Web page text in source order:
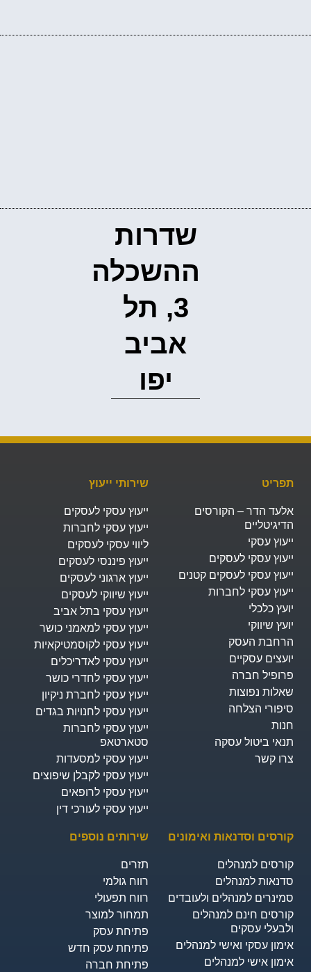
שדרות
ההשכלה
3, תל
אביב
יפו‭
תפריט
אלעד הדר – הקורסים
הדיגיטליים
ייעוץ עסקי
ייעוץ עסקי לעסקים
ייעוץ עסקי לעסקים קטנים
ייעוץ עסקי לחברות
יועץ כלכלי
יועץ שיווקי
הרחבת העסק​
יועצים עסקיים
פרופיל חברה
שאלות נפוצות
סיפורי הצלחה
חנות
תנאי ביטול עסקה
צרו קשר
שירותי ייעוץ
ייעוץ עסקי לעסקים
ייעוץ עסקי לחברות
ליווי עסקי לעסקים
ייעוץ פיננסי לעסקים
ייעוץ ארגוני לעסקים
ייעוץ שיווקי לעסקים
ייעוץ עסקי בתל אביב
ייעוץ עסקי למאמני כושר
ייעוץ עסקי לקוסמטיקאיות
ייעוץ עסקי לאדריכלים
ייעוץ עסקי לחדרי כושר
ייעוץ עסקי לחברת ניקיון
ייעוץ עסקי לחנויות בגדים
ייעוץ עסקי לחברות
סטארטאפ
ייעוץ עסקי למסעדות
ייעוץ עסקי לקבלן שיפוצים
ייעוץ עסקי לרופאים
ייעוץ עסקי לעורכי דין
קורסים וסדנאות ואימונים
קורסים למנהלים
סדנאות למנהלים
סמינרים למנהלים ולעובדים
קורסים חינם למנהלים
ולבעלי עסקים
אימון עסקי ואישי למנהלים
אימון אישי למנהלים
שירותים נוספים
תזרים
רווח גולמי
רווח תפעולי
תמחור למוצר
פתיחת עסק
פתיחת עסק חדש
פתיחת חברה